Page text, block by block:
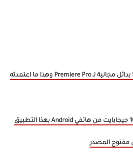
حررت 10 جيجابايت من هاتفي Android بهذا التطبيق
مفتوح المصدر